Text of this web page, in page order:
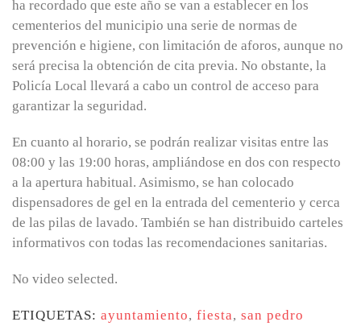
ha recordado que este año se van a establecer en los
cementerios del municipio una serie de normas de
prevención e higiene, con limitación de aforos, aunque no
será precisa la obtención de cita previa. No obstante, la
Policía Local llevará a cabo un control de acceso para
garantizar la seguridad.
En cuanto al horario, se podrán realizar visitas entre las
08:00 y las 19:00 horas, ampliándose en dos con respecto
a la apertura habitual. Asimismo, se han colocado
dispensadores de gel en la entrada del cementerio y cerca
de las pilas de lavado. También se han distribuido carteles
informativos con todas las recomendaciones sanitarias.
No video selected.
ETIQUETAS: ayuntamiento, fiesta, san pedro